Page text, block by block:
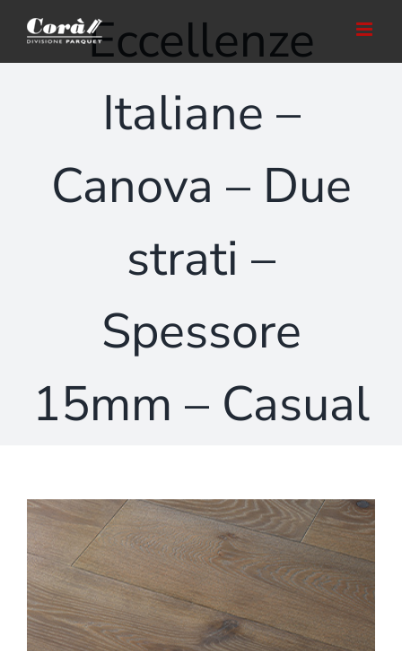
contenuto Eccellenze
Italiane –
Canova – Due
strati –
Spessore
15mm – Casual
Ingrandisci
immagine